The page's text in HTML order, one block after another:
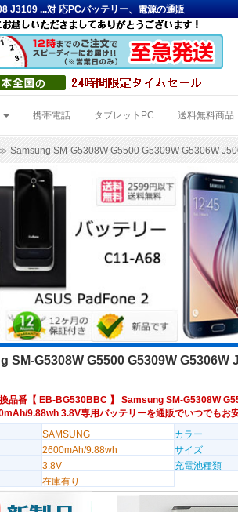
J3109 ...対 応PCバッテリー、電源の通販
携帯電話 タブレットPC 送料無料商品
Samsung SM-G5308W G5500 G5309W G5306W
SM-G5308W G5500 G5309W G5306W
品番【 EB-BG530BBC】 Samsung SM-G5308W
9.88wh 3.8V専用バッテリーを通販でいつでもお安
SAMSUNG
カラー
2600mAh/9.88wh
サイズ
3.8V 充電池種類
在庫有り